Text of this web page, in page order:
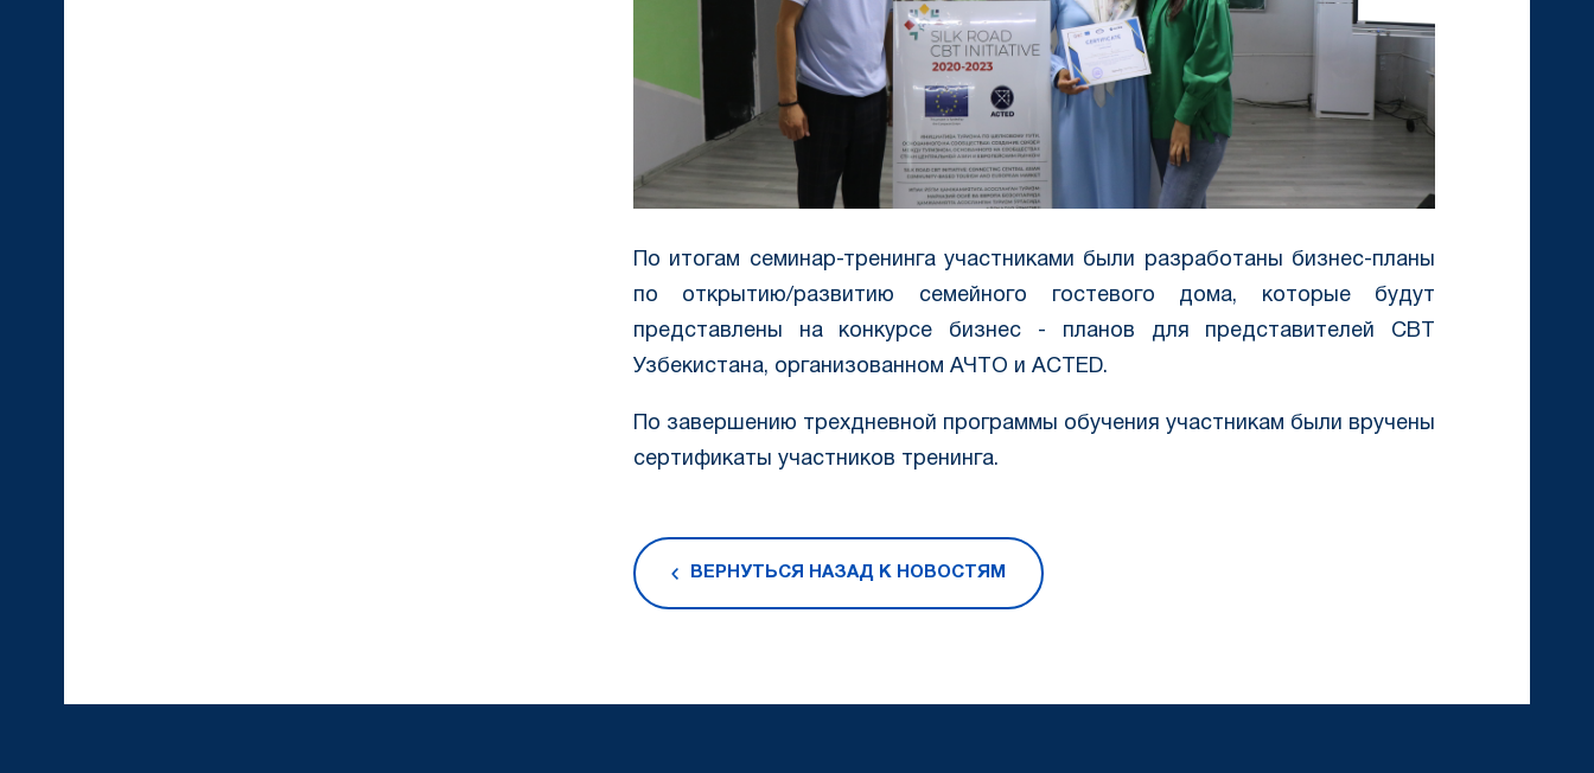
По итогам семинар-тренинга участниками были разработаны бизнес-планы
по открытию/развитию семейного гостевого дома, которые будут
представлены на конкурсе бизнес - планов для представителей CBT
Узбекистана, организованном АЧТО и ACTED.
По завершению трехдневной программы обучения участникам были вручены
сертификаты участников тренинга.
ВЕРНУТЬСЯ НАЗАД К НОВОСТЯМ